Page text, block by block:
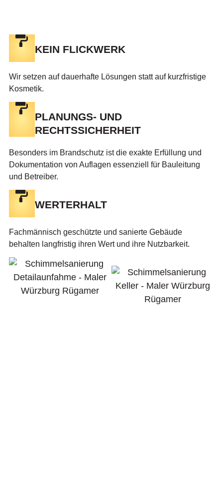
KEIN FLICKWERK
Wir setzen auf dauerhafte Lösungen statt auf kurzfristige
Kosmetik.
PLANUNGS- UND
RECHTSSICHERHEIT
Besonders im Brandschutz ist die exakte Erfüllung und
Dokumentation von Auflagen essenziell für Bauleitung
und Betreiber.
WERTERHALT
Fachmännisch geschützte und sanierte Gebäude
behalten langfristig ihren Wert und ihre Nutzbarkeit.